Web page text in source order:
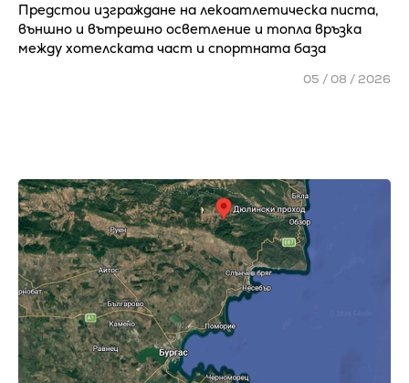
Предстои изграждане на лекоатлетическа писта,
външно и вътрешно осветление и топла връзка
между хотелската част и спортната база
05 / 08 / 2026